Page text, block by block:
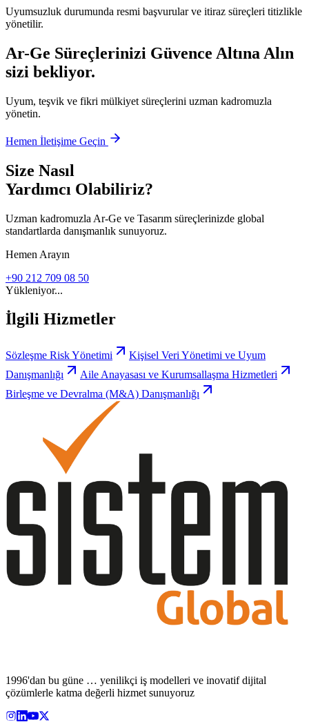
Uyumsuzluk durumunda resmi başvurular ve itiraz süreçleri titizlikle
yönetilir.
Ar-Ge Süreçlerinizi Güvence Altına Alın
sizi bekliyor.
Uyum, teşvik ve fikri mülkiyet süreçlerini uzman kadromuzla
yönetin.
Hemen İletişime Geçin
Size Nasıl
Yardımcı Olabiliriz?
Uzman kadromuzla Ar-Ge ve Tasarım süreçlerinizde global
standartlarda danışmanlık sunuyoruz.
Hemen Arayın
+90 212 709 08 50
Yükleniyor...
İlgili Hizmetler
Sözleşme Risk Yönetimi
Kişisel Veri Yönetimi ve Uyum
Danışmanlığı
Aile Anayasası ve Kurumsallaşma Hizmetleri
Birleşme ve Devralma (M&A) Danışmanlığı
1996'dan bu güne … yenilikçi iş modelleri ve inovatif dijital
çözümlerle katma değerli hizmet sunuyoruz